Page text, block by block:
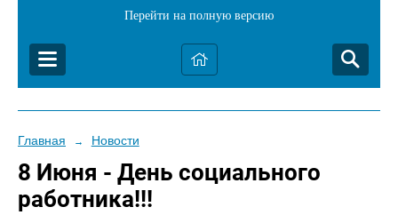
Перейти на полную версию
Главная → Новости
8 Июня - День социального
работника!!!